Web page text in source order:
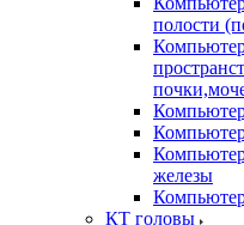
полости
железы
КТ головы